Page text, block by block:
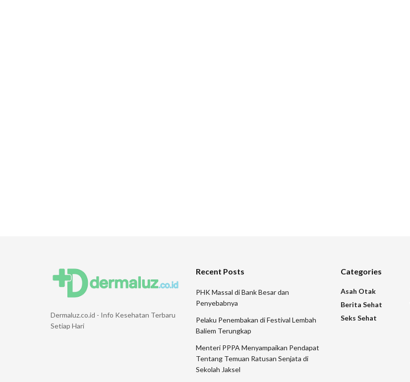
Dermaluz.co.id - Info Kesehatan Terbaru
Setiap Hari
Recent Posts
PHK Massal di Bank Besar dan
Penyebabnya
Pelaku Penembakan di Festival Lembah
Baliem Terungkap
Menteri PPPA Menyampaikan Pendapat
Tentang Temuan Ratusan Senjata di
Sekolah Jaksel
Categories
Asah Otak
Berita Sehat
Seks Sehat